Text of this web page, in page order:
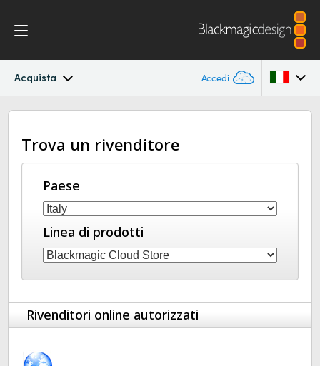
Acquista Accedi
Blackmagic Cloud Dock
SpecificheAustralia
Brazil
Canada
Denmark
Trova un rivenditore
Paese
Linea di prodotti
Rivenditori online autorizzati